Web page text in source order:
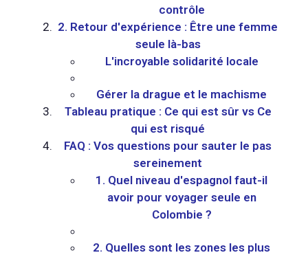
contrôle
2. Retour d'expérience : Être une femme
seule là-bas
L'incroyable solidarité locale
Gérer la drague et le machisme
Tableau pratique : Ce qui est sûr vs Ce
qui est risqué
FAQ : Vos questions pour sauter le pas
sereinement
1. Quel niveau d'espagnol faut-il
avoir pour voyager seule en
Colombie ?
2. Quelles sont les zones les plus